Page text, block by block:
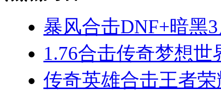
暴风合击DNF+暗黑
1.76合击传奇梦想世
传奇英雄合击王者